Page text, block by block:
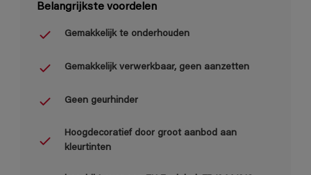
Belangrijkste voordelen
Gemakkelijk te onderhouden
Gemakkelijk verwerkbaar, geen aanzetten
Geen geurhinder
Hoogdecoratief door groot aanbod aan
kleurtinten